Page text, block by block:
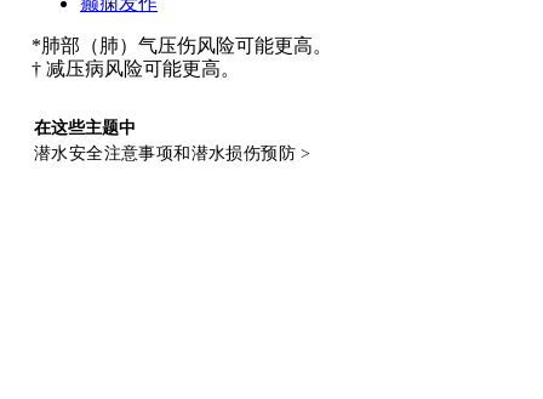
*肺部（肺）气压伤风险可能更高。
† 减压病风险可能更高。
在这些主题中
潜水安全注意事项和潜水损伤预防 >